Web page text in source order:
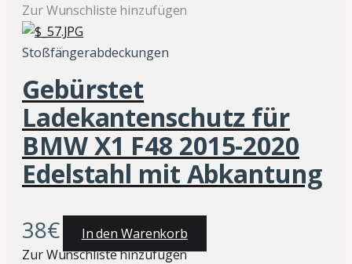
Zur Wunschliste hinzufügen
Stoßfängerabdeckungen
Gebürstet
Ladekantenschutz für
BMW X1 F48 2015-2020
Edelstahl mit Abkantung
38€
In den Warenkorb
Zur Wunschliste hinzufügen